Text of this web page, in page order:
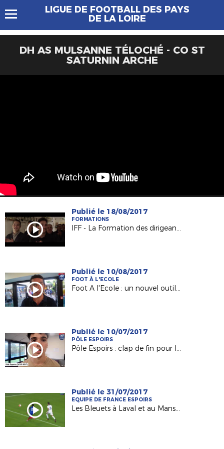
LIGUE DE FOOTBALL DES PAYS
DE LA LOIRE
DH AS MULSANNE TÉLOCHÉ - CO ST
SATURNIN ARCHE
Publié le 18/08/2017
FORMATIONS
IFF - La Formation des dirigeants
Publié le 10/08/2017
FOOT À L'ECOLE
Foot A l'Ecole : un nouvel outil pour les Responsables de Sections Sportives !
Publié le 10/07/2017
PÔLE ESPOIRS
Pôle Espoirs : clap de fin pour la Génération 2002 (Episode 1)
Publié le 31/07/2017
EQUIPE DE FRANCE ESPOIRS
Les Bleuets à Laval et au Mans début septembre !